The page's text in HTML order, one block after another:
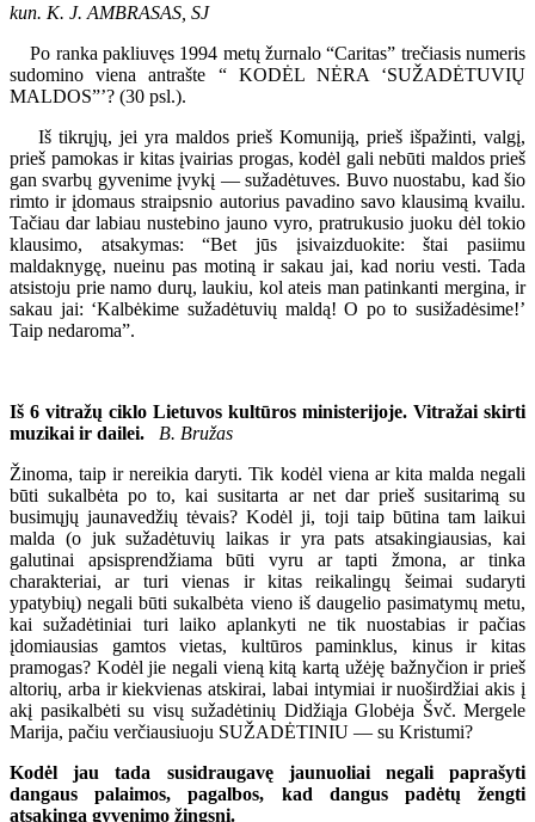
kun. K. J. AMBRASAS, SJ
Po ranka pakliuvęs 1994 metų žurnalo “Caritas” trečiasis numeris
sudomino viena antrašte “ KODĖL NĖRA ‘SUŽADĖTUVIŲ
MALDOS”’? (30 psl.).
Iš tikrųjų, jei yra maldos prieš Komuniją, prieš išpažinti, valgį,
prieš pamokas ir kitas įvairias progas, kodėl gali nebūti maldos prieš
gan svarbų gyvenime įvykį — sužadėtuves. Buvo nuostabu, kad šio
rimto ir įdomaus straipsnio autorius pavadino savo klausimą kvailu.
Tačiau dar labiau nustebino jauno vyro, pratrukusio juoku dėl tokio
klausimo, atsakymas: “Bet jūs įsivaizduokite: štai pasiimu
maldaknygę, nueinu pas motiną ir sakau jai, kad noriu vesti. Tada
atsistoju prie namo durų, laukiu, kol ateis man patinkanti mergina, ir
sakau jai: ‘Kalbėkime sužadėtuvių maldą! O po to susižadėsime!’
Taip nedaroma”.
Iš 6 vitražų ciklo Lietuvos kultūros ministerijoje. Vitražai skirti
muzikai ir dailei. B. Bružas
Žinoma, taip ir nereikia daryti. Tik kodėl viena ar kita malda negali
būti sukalbėta po to, kai susitarta ar net dar prieš susitarimą su
busimųjų jaunavedžių tėvais? Kodėl ji, toji taip būtina tam laikui
malda (o juk sužadėtuvių laikas ir yra pats atsakingiausias, kai
galutinai apsisprendžiama būti vyru ar tapti žmona, ar tinka
charakteriai, ar turi vienas ir kitas reikalingų šeimai sudaryti
ypatybių) negali būti sukalbėta vieno iš daugelio pasimatymų metu,
kai sužadėtiniai turi laiko aplankyti ne tik nuostabias ir pačias
įdomiausias gamtos vietas, kultūros paminklus, kinus ir kitas
pramogas? Kodėl jie negali vieną kitą kartą užėję bažnyčion ir prieš
altorių, arba ir kiekvienas atskirai, labai intymiai ir nuoširdžiai akis į
akį pasikalbėti su visų sužadėtinių Didžiąja Globėja Švč. Mergele
Marija, pačiu verčiausiuoju SUŽADĖTINIU — su Kristumi?
Kodėl jau tada susidraugavę jaunuoliai negali paprašyti
dangaus palaimos, pagalbos, kad dangus padėtų žengti
atsakingą gyvenimo žingsnį.